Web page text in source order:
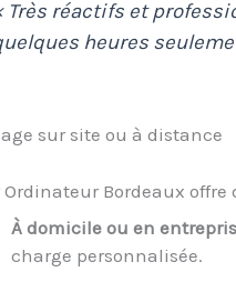
Très réactifs et
heures
sur site ou à distance
Ordinateur Bordeaux
À domicile ou en
charge personnalisée.